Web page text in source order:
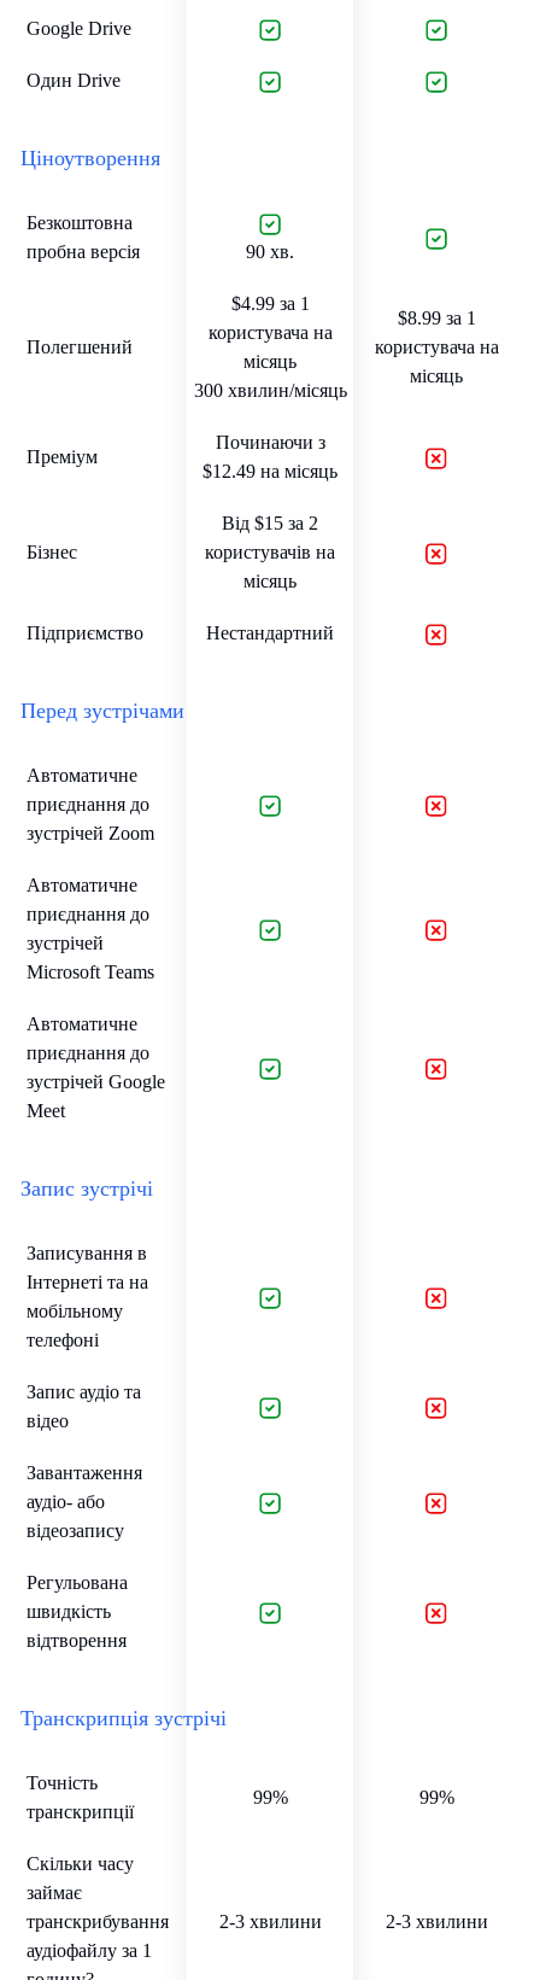
Google Drive
Один Drive
Ціноутворення
Безкоштовна
пробна версія
90 хв.
Полегшений
$4.99 за 1
користувача на
місяць
300 хвилин/місяць
$8.99 за 1
користувача на
місяць
Преміум
Починаючи з
$12.49 на місяць
Бізнес
Від $15 за 2
користувачів на
місяць
Підприємство Нестандартний
Перед зустрічами
Автоматичне
приєднання до
зустрічей Zoom
Автоматичне
приєднання до
зустрічей
Microsoft Teams
Автоматичне
приєднання до
зустрічей Google
Meet
Запис зустрічі
Записування в
Інтернеті та на
мобільному
телефоні
Запис аудіо та
відео
Завантаження
аудіо- або
відеозапису
Регульована
швидкість
відтворення
Транскрипція зустрічі
Точність
транскрипції
99% 99%
Скільки часу
займає
транскрибування
аудіофайлу за 1
2-3 хвилини 2-3 хвилини